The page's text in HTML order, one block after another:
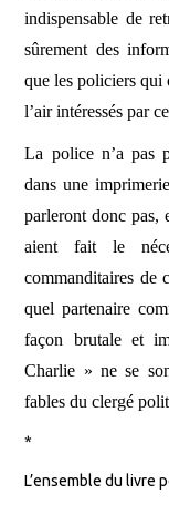
indispensable de
sûrement des
que les policiers qui
l’air intéressés par
La police n’a pas
dans une
parleront donc pas,
aient fait le
commanditaires de
quel partenaire
façon brutale et
Charlie » ne se
fables du clergé
*
L’ensemble du livre